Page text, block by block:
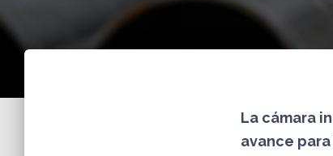
La cámara
avance para